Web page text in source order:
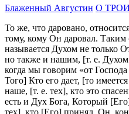
Блаженный Августин О
То же, что даровано,
тому, кому Он даровал.
называется Духом не только
но также и нашим, [т. е.
когда мы говорим «от
Того] Кто его дает, [то
наше, [т. е. тех], кто это
есть и Дух Бога, Который
тех], кто [Его] принял. Он,